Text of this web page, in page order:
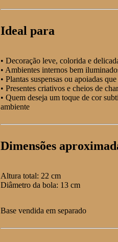
Ideal para
• Decoração leve, colorida e
• Ambientes internos bem
• Plantas suspensas ou apoiadas
• Presentes criativos e cheios de
• Quem deseja um toque de cor
ambiente
Dimensões
Altura total: 22 cm
Diâmetro da bola: 13 cm
Base vendida em separado